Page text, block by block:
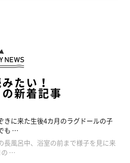
たい！
の新着記事
きに来た生後4カ月のラグドールの子
も …
長風呂中、浴室の前まで様子を見に来
の …